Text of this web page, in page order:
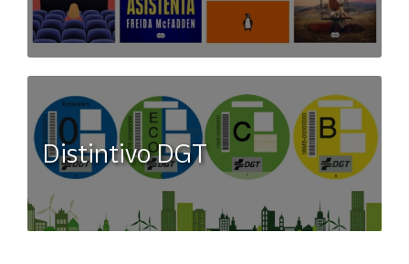
Distintivo DGT